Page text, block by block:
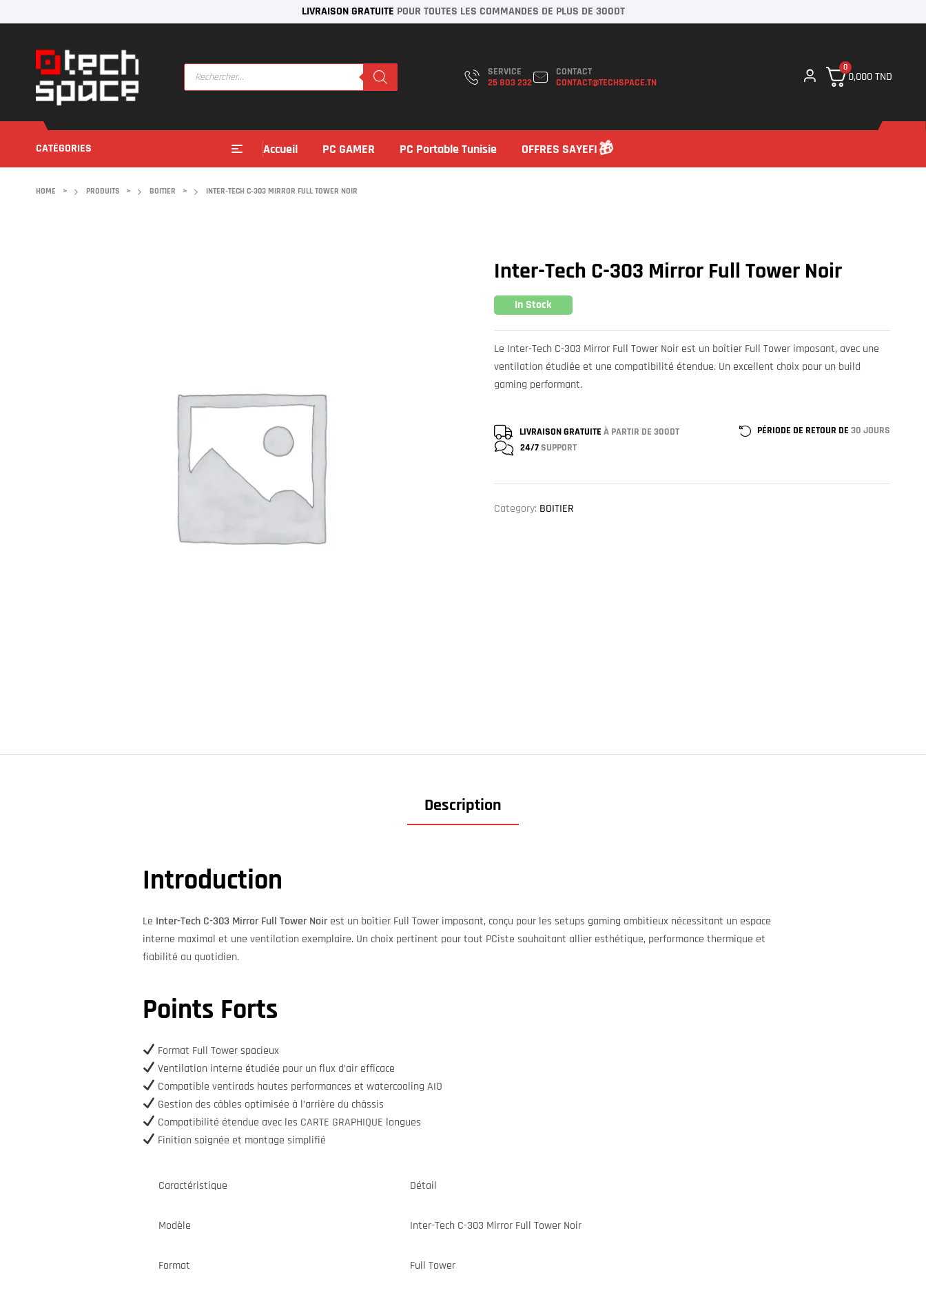
LIVRAISON GRATUITE POUR TOUTES LES COMMANDES DE PLUS DE 300DT
SERVICE
25 803 232
CONTACT
CONTACT@TECHSPACE.TN
0
0,000TND
CATÉGORIES Accueil PC GAMER PC Portable Tunisie OFFRES SAYEFI
HOME > PRODUITS > BOITIER > INTER-TECH C-303 MIRROR FULL TOWER NOIR
Inter-Tech C-303 Mirror Full Tower Noir
In Stock
Le Inter-Tech C-303 Mirror Full Tower Noir est un boîtier Full Tower imposant, avec une
ventilation étudiée et une compatibilité étendue. Un excellent choix pour un build
gaming performant.
LIVRAISON GRATUITE À PARTIR DE 300DT PÉRIODE DE RETOUR DE 30 JOURS
24/7SUPPORT
Category: BOITIER
Description
Introduction
Le Inter-Tech C-303 Mirror Full Tower Noir est un boîtier Full Tower imposant, conçu pour les setups gaming ambitieux nécessitant un espace
interne maximal et une ventilation exemplaire. Un choix pertinent pour tout PCiste souhaitant allier esthétique, performance thermique et
fiabilité au quotidien.
Points Forts
Format Full Tower spacieux
Ventilation interne étudiée pour un flux d’air efficace
Compatible ventirads hautes performances et watercooling AIO
Gestion des câbles optimisée à l’arrière du châssis
Compatibilité étendue avec les CARTE GRAPHIQUE longues
Finition soignée et montage simplifié
Caractéristique Détail
Modèle Inter-Tech C-303 Mirror Full Tower Noir
Format Full Tower